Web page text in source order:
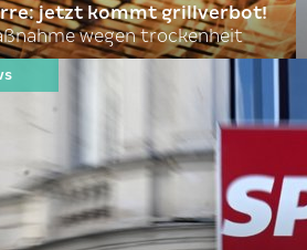
jetzt kommt grillverbot!
wegen trockenheit